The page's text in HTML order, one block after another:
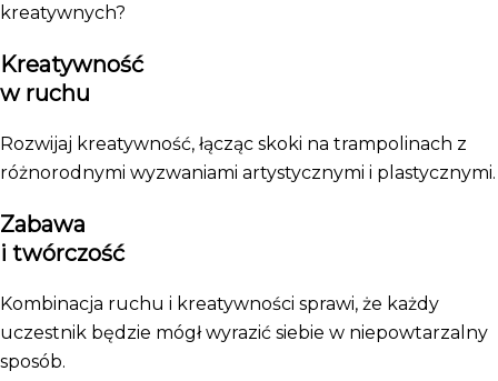
kreatywnych?
Kreatywność
w ruchu
Rozwijaj kreatywność, łącząc skoki na trampolinach z
różnorodnymi wyzwaniami artystycznymi i plastycznymi.
Zabawa
i twórczość
Kombinacja ruchu i kreatywności sprawi, że każdy
uczestnik będzie mógł wyrazić siebie w niepowtarzalny
sposób.